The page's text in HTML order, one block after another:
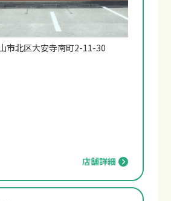
市北区大安寺南町2-11-30
店舗詳細